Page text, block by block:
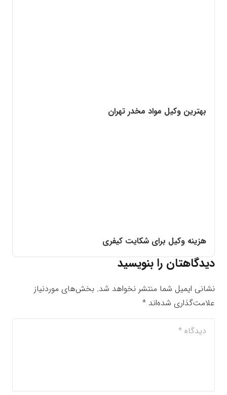
بهترین وکیل مواد مخدر تهران
هزینه وکیل برای شکایت کیفری
دیدگاهتان را بنویسید
نشانی ایمیل شما منتشر نخواهد شد. بخش‌های موردنیاز
علامت‌گذاری شده‌اند *